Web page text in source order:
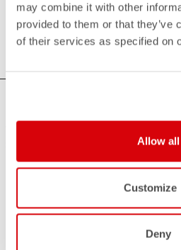
may combine it with other
provided to them or that they’ve
of their services as specified on
Allow all
Customize
Deny
email
Kontaktieren Sie unseren